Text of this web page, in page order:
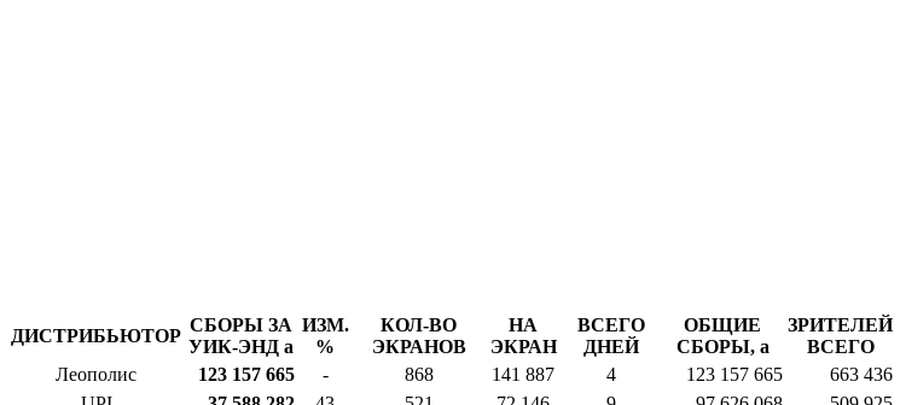
ДИСТРИБЬЮТОР
СБОРЫ ЗА
УИК-ЭНД a
ИЗМ.
%
КОЛ-ВО
ЭКРАНОВ
НА
ЭКРАН
ВСЕГО
ДНЕЙ
ОБЩИЕ
СБОРЫ, a
ЗРИТЕЛЕЙ
ВСЕГО
Леополис 123 157 665 - 868 141 887 4 123 157 665
663 436